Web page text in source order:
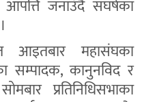
आपत्ति जनाउँदै संघर्षका
आइतबार महासंघका
सम्पादक, कानुनविद र
प्रतिनिधिसभाका